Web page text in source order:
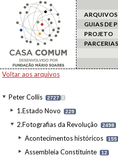
ARQUIVOS
GUIAS DE
PROJETO
PARCERIAS
Voltar aos arquivos
Peter Collis 2727 I
1.Estado Novo 229
2.Fotografias da Revolução 2498
Acontecimentos históricos 155
Assembleia Constituinte 12